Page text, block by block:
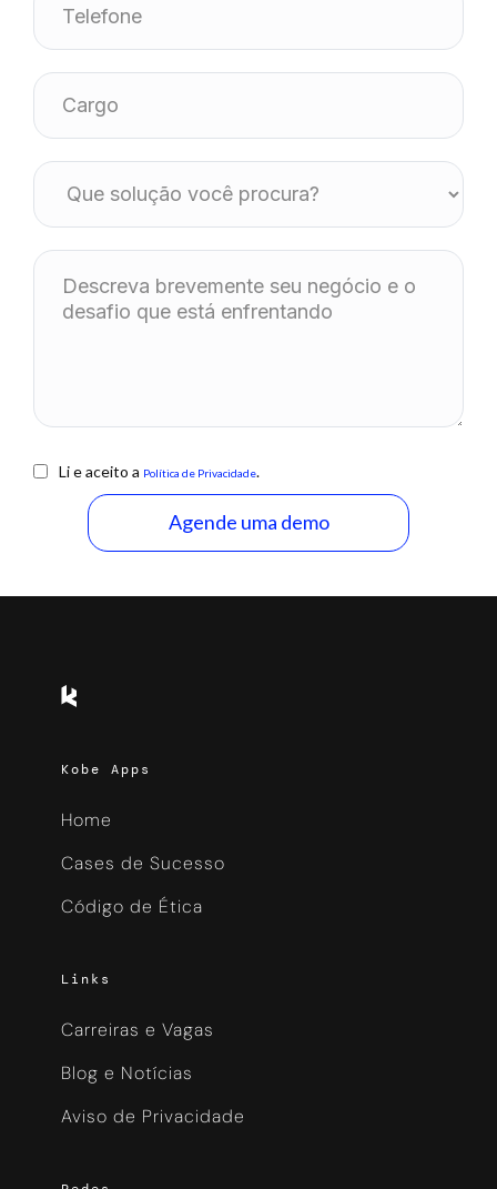
Li e aceito a Política de Privacidade.
Kobe Apps
Home
Cases de Sucesso
Código de Ética
Links
Carreiras e Vagas
Blog e Notícias
Aviso de Privacidade